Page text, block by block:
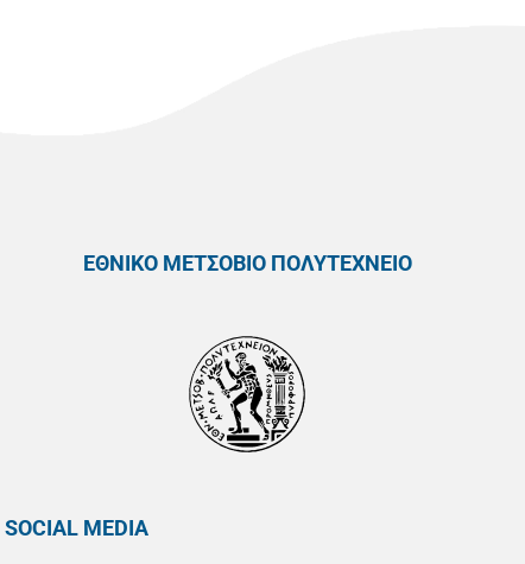
ΕΘΝΙΚΟ ΜΕΤΣΟΒΙΟ ΠΟΛΥΤΕΧΝΕΙΟ
SOCIAL MEDIA